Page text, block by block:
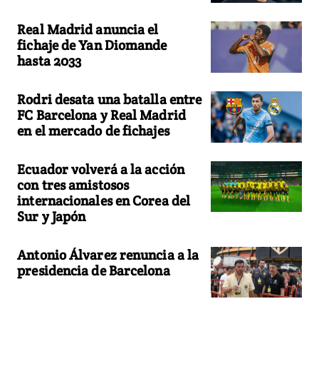
Real Madrid anuncia el
fichaje de Yan Diomande
hasta 2033
Rodri desata una batalla entre
FC Barcelona y Real Madrid
en el mercado de fichajes
Ecuador volverá a la acción
con tres amistosos
internacionales en Corea del
Sur y Japón
Antonio Álvarez renuncia a la
presidencia de Barcelona